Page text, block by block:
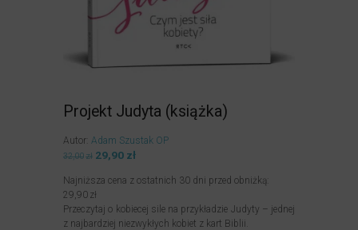
Projekt Judyta (książka)
Autor: Adam Szustak OP
32,00zł Pierwotna
wynosiła:
32,00zł.
29,90 złAktualna
wynosi:
Najniższa cena z ostatnich 30 dni przed obniżką:
29,90 zł
Przeczytaj o kobiecej sile na przykładzie Judyty – jednej
z najbardziej niezwykłych kobiet z kart Biblii.